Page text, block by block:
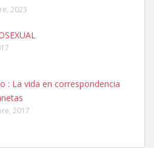
papillera, asustada tiene miedo a la
2023
: La vida en correspondencia
2017